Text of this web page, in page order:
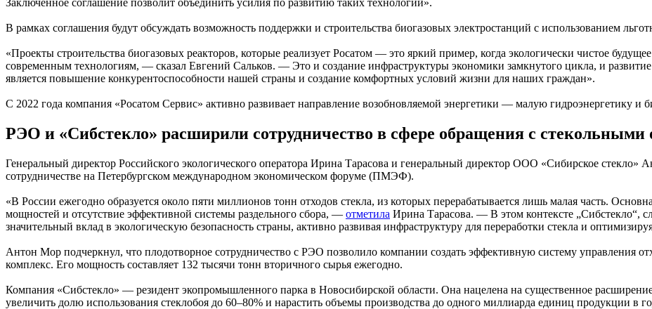
В рамках соглашения будут обсуждать возможность поддержки и строительства биогазовых электростанций с использованием
«Проекты строительства биогазовых реакторов, которые реализует Росатом — это яркий пример, когда экологически чистое
современным технологиям, — сказал Евгений Сальков. — Это и создание инфраструктуры экономики замкнутого цикла, и
является повышение конкурентоспособности нашей страны и создание комфортных условий жизни для наших граждан».
С 2022 года компания «Росатом Сервис» активно развивает направление возобновляемой энергетики — малую гидроэнергетику и
РЭО и «Сибстекло» расширили сотрудничество в сфере обращения с стекольными
Генеральный директор Российского экологического оператора Ирина Тарасова и генеральный директор ООО «Сибирское стекло»
сотрудничестве на Петербургском международном экономическом форуме (ПМЭФ).
«В России ежегодно образуется около пяти миллионов тонн отходов стекла, из которых перерабатывается лишь малая часть.
мощностей и отсутствие эффективной системы раздельного сбора, — отметила Ирина Тарасова. — В этом контексте „Сибстекло“,
значительный вклад в экологическую безопасность страны, активно развивая инфраструктуру для переработки стекла и
Антон Мор подчеркнул, что плодотворное сотрудничество с РЭО позволило компании создать эффективную систему управления
комплекс. Его мощность составляет 132 тысячи тонн вторичного сырья ежегодно.
Компания «Сибстекло» — резидент экопромышленного парка в Новосибирской области. Она нацелена на существенное
увеличить долю использования стеклобоя до 60–80% и нарастить объемы производства до одного миллиарда единиц продукции в